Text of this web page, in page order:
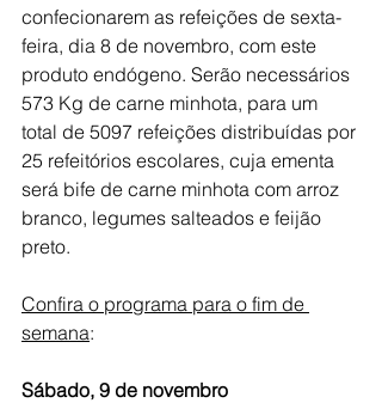
confecionarem as refeições de sexta-
feira, dia 8 de novembro, com este
produto endógeno. Serão necessários
573 Kg de carne minhota, para um
total de 5097 refeições distribuídas por
25 refeitórios escolares, cuja ementa
será bife de carne minhota com arroz
branco, legumes salteados e feijão
preto.
Confira o programa para o fim de
semana:
Sábado, 9 de novembro